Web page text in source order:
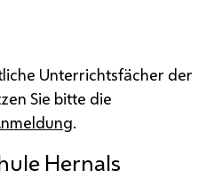
Unterrichtsfächer der
Sie bitte die
.
Hernals